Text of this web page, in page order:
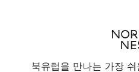
북유럽을 만나는 가장